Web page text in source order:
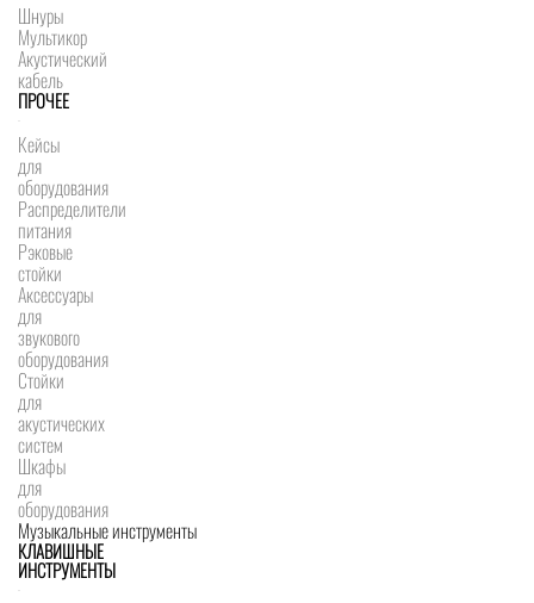
Шнуры
Мультикор
Акустический
кабель
ПРОЧЕЕ
Кейсы
для
оборудования
Распределители
питания
Рэковые
стойки
Аксессуары
для
звукового
оборудования
Стойки
для
акустических
систем
Шкафы
для
оборудования
Музыкальные инструменты
КЛАВИШНЫЕ
ИНСТРУМЕНТЫ